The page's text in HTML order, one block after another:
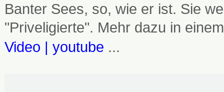
Banter Sees, so, wie er ist. Sie
"Priveligierte". Mehr dazu in
Video | youtube ...